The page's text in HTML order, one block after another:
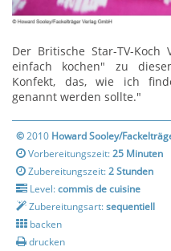
Der Britische Star-TV-
einfach kochen" zu
Konfekt, das, wie ich
genannt werden sollte."
©2010 Howard Sooley/
Vorbereitungszeit:25 Minuten
Zubereitungszeit:2 Stunden
Level:commis de cuisine
Zubereitungsart:sequentiell
backen
drucken